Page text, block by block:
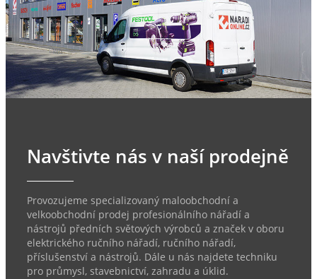
Navštivte nás v naší prodejně
Provozujeme specializovaný maloobchodní a
velkoobchodní prodej profesionálního nářadí a
nástrojů předních světových výrobců a značek v oboru
elektrického ručního nářadí, ručního nářadí,
příslušenství a nástrojů. Dále u nás najdete techniku
pro průmysl, stavebnictví, zahradu a úklid.